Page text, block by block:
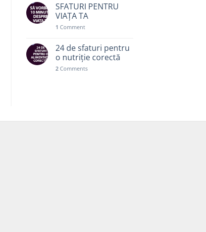
SFATURI PENTRU
VIAȚA TA
1 Comment
24 de sfaturi pentru
o nutriție corectă
2Comments